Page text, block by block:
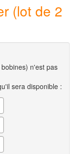
(lot de 2
n'est pas
sera disponible :